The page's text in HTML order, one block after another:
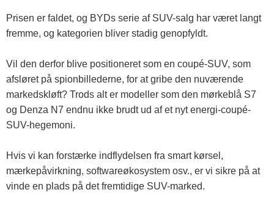
Prisen er faldet, og BYDs serie af SUV-salg har været langt
fremme, og kategorien bliver stadig genopfyldt.
Vil den derfor blive positioneret som en coupé-SUV, som
afsløret på spionbillederne, for at gribe den nuværende
markedskløft? Trods alt er modeller som den mørkeblå S7
og Denza N7 endnu ikke brudt ud af et nyt energi-coupé-
SUV-hegemoni.
Hvis vi kan forstærke indflydelsen fra smart kørsel,
mærkepåvirkning, softwareøkosystem osv., er vi sikre på at
vinde en plads på det fremtidige SUV-marked.